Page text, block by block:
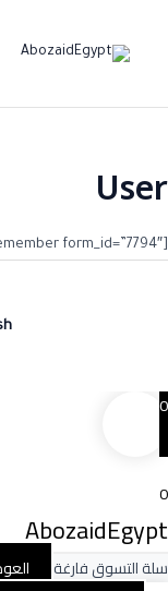
User
[ultimatemember form_id=”7794″]
0
0
AbozaidEgypt
سلة التسوق فارغة